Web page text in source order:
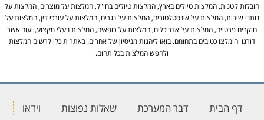
הובלות קטנות, המלצות טיולים בארץ, המלצות טיולים בחו"ל, המלצות על מוצרים, המלצות על
נותני שירות, המלצות על אינסטלטורים, המלצות על נגרים, המלצות על עורכי דין, המלצות על
חוקרים פרטיים, המלצות על אדריכלים, המלצות על רופאים, המלצות בעלי מקצוע, ועוד אשר
דורגו והומלצו כטובים בתחומם. בואו ליהנות מניסיון של אחרים. באתר תוכלו לרשום המלצות
ולחפש המלצות בכל תחום.
דף הבית דבר המערכת שאלות נפוצות
וידאו